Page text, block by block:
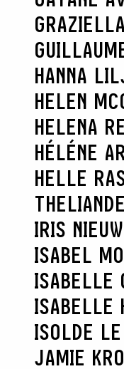
HANNA
HELEN
HELENA
HÉLÉNE
HELLE
IRIS
ISABEL
ISABELLE
ISABELLE
ISOLDE
JAMIE